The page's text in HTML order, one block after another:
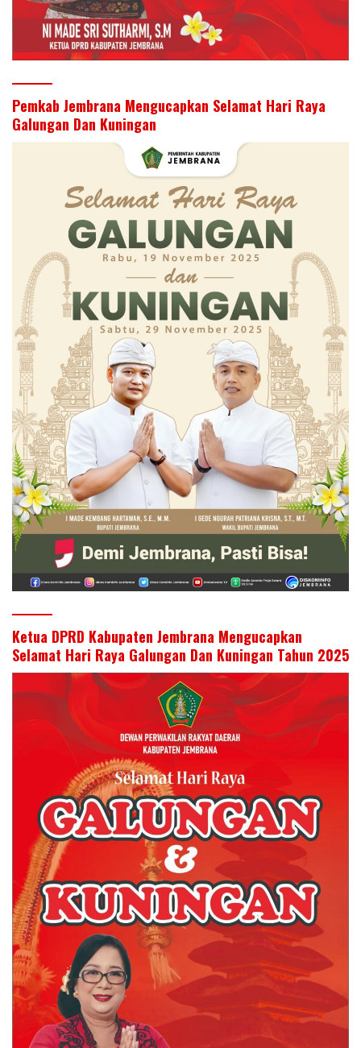
Pemkab Jembrana Mengucapkan Selamat Hari Raya
Galungan Dan Kuningan
Ketua DPRD Kabupaten Jembrana Mengucapkan
Selamat Hari Raya Galungan Dan Kuningan Tahun 2025